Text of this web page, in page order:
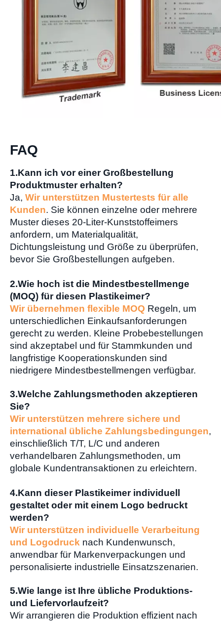
FAQ
1.Kann ich vor einer Großbestellung
Produktmuster erhalten?
Ja, Wir unterstützen Mustertests für alle
Kunden. Sie können einzelne oder mehrere
Muster dieses 20-Liter-Kunststoffeimers
anfordern, um Materialqualität,
Dichtungsleistung und Größe zu überprüfen,
bevor Sie Großbestellungen aufgeben.
2.Wie hoch ist die Mindestbestellmenge
(MOQ) für diesen Plastikeimer?
Wir übernehmen flexible MOQ Regeln, um
unterschiedlichen Einkaufsanforderungen
gerecht zu werden. Kleine Probebestellungen
sind akzeptabel und für Stammkunden und
langfristige Kooperationskunden sind
niedrigere Mindestbestellmengen verfügbar.
3.Welche Zahlungsmethoden akzeptieren
Sie?
Wir unterstützen mehrere sichere und
international übliche Zahlungsbedingungen,
einschließlich T/T, L/C und anderen
verhandelbaren Zahlungsmethoden, um
globale Kundentransaktionen zu erleichtern.
4.Kann dieser Plastikeimer individuell
gestaltet oder mit einem Logo bedruckt
werden?
Wir unterstützen individuelle Verarbeitung
und Logodruck nach Kundenwunsch,
anwendbar für Markenverpackungen und
personalisierte industrielle Einsatzszenarien.
5.Wie lange ist Ihre übliche Produktions-
und Liefervorlaufzeit?
Wir arrangieren die Produktion effizient nach